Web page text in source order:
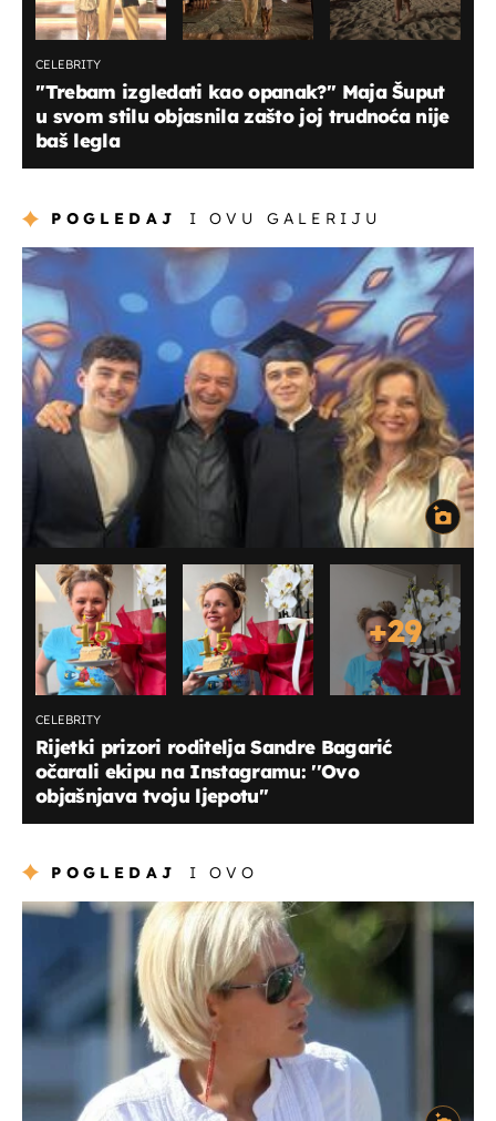
CELEBRITY
''Trebam izgledati kao opanak?'' Maja Šuput
u svom stilu objasnila zašto joj trudnoća nije
baš legla
POGLEDAJ I OVU GALERIJU
+29
CELEBRITY
Rijetki prizori roditelja Sandre Bagarić
očarali ekipu na Instagramu: ''Ovo
objašnjava tvoju ljepotu''
POGLEDAJ I OVO